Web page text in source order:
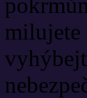
milujete